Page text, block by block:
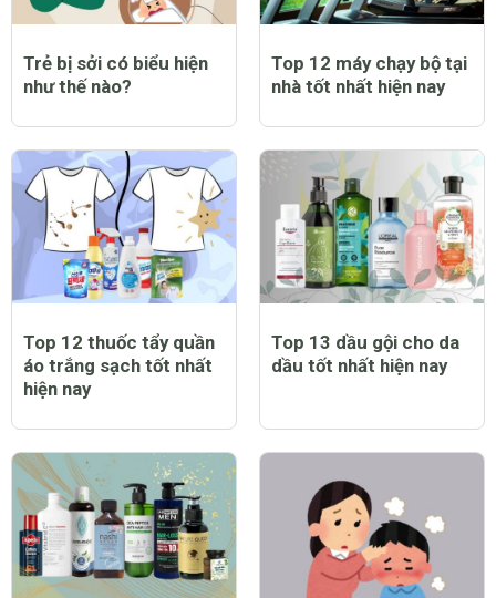
Trẻ bị sởi có biểu hiện
như thế nào?
Top 12 máy chạy bộ tại
nhà tốt nhất hiện nay
Top 12 thuốc tẩy quần
áo trắng sạch tốt nhất
hiện nay
Top 13 dầu gội cho da
dầu tốt nhất hiện nay